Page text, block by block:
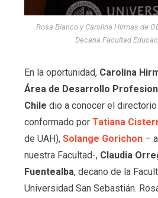
Rosa Blanco y Carolina Hirmas de
Decana Facultad
En la oportunidad, Carolina
Área de Desarrollo
Chile dio a conocer el
conformado porTatiana
de UAH), Solange Gorichon –
nuestra Facultad-, Claudia
Fuentealba, decano de la
Universidad San Sebastián.